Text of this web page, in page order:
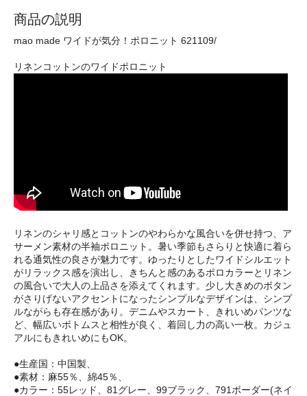
商品の説明
mao made ワイドが気分！ポロニット 621109/
リネンコットンのワイドポロニット
リネンのシャリ感とコットンのやわらかな風合いを併せ持つ、ア
サーメン素材の半袖ポロニット。暑い季節もさらりと快適に着ら
れる通気性の良さが魅力です。ゆったりとしたワイドシルエット
がリラックス感を演出し、きちんと感のあるポロカラーとリネン
の風合いで大人の上品さを添えてくれます。少し大きめのボタン
がさりげないアクセントになったシンプルなデザインは、シンプ
ルながらも存在感があり。デニムやスカート、きれいめパンツな
ど、幅広いボトムスと相性が良く、着回し力の高い一枚。カジュ
アルにもきれいめにもOK。
●生産国：中国製、
●素材：麻55％、綿45％、
●カラー：55レッド、81グレー、99ブラック、791ボーダー(ネイ